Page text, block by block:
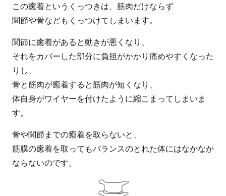
この癒着というくっつきは、筋肉だけならず
関節や骨などもくっつけてしまいます。
関節に癒着があると動きが悪くなり、
それをカバーした部分に負担がかかり痛めやすくなった
りし、
骨と筋肉が癒着すると筋肉が短くなり、
体自身がワイヤーを付けたように縮こまってしまいま
す。
骨や関節までの癒着を取らないと、
筋膜の癒着を取ってもバランスのとれた体にはなかなか
ならないのです。